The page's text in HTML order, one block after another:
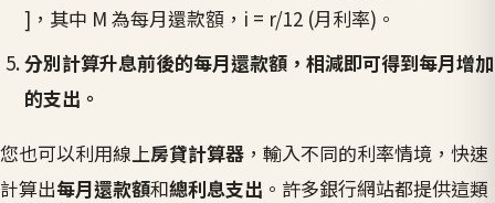
]，其中 M 為每月還款額，i = r/12 (月利率)。
分別計算升息前後的每月還款額，相減即可得到每月增加
的支出。
您也可以利用線上房貸計算器 ，輸入不同的利率情境，快速
計算出每月還款額和總利息支出 。許多銀行網站都提供這類